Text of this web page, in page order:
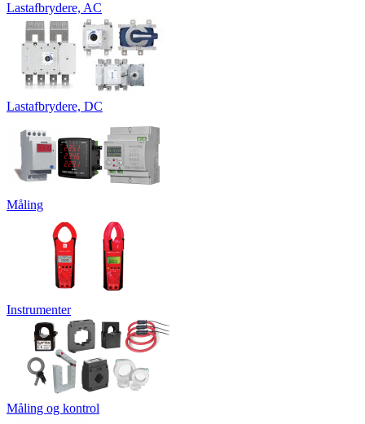
Lastafbrydere, AC
Lastafbrydere, DC
Måling
Instrumenter
Måling og kontrol